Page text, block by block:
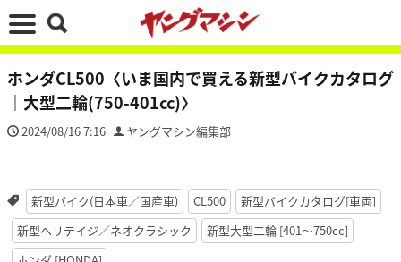
ホンダCL500〈いま国内で買える新型バイクカタログ
｜大型二輪(750-401cc)〉
2024/08/16 7:16 ヤングマシン編集部
新型バイク(日本車／国産車) CL500
新型バイクカタログ[車両]
新型ヘリテイジ／ネオクラシック
新型大型二輪 [401〜750cc]